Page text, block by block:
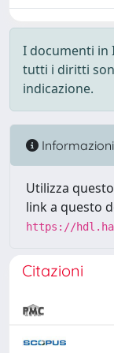
I documenti in
tutti i diritti
indicazione.
Informazioni
Utilizza
link a questo
https://
Citazioni